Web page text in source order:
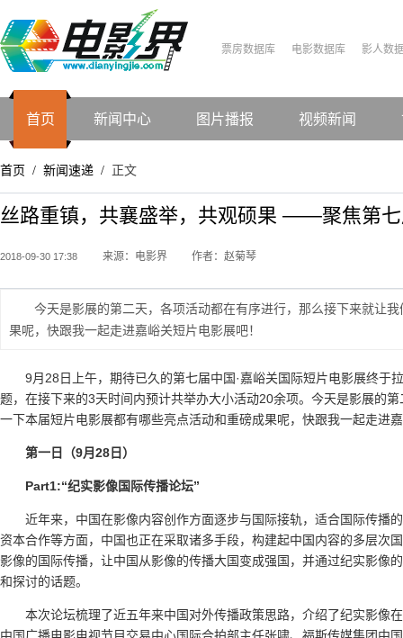
票房数据库 电影数据库 影人数
首页 新闻中心 图片播报 视频新闻
首页 / 新闻速递 / 正文
丝路重镇，共襄盛举，共观硕果 ——聚焦第七
2018-09-30 17:38 来源：电影界 作者：赵菊琴
今天是影展的第二天，各项活动都在有序进行，那么接下来就让
果呢，快跟我一起走进嘉峪关短片电影展吧！
9月28日上午，期待已久的第七届中国·嘉峪关国际短片电影展终于
题，在接下来的3天时间内预计共举办大小活动20余项。今天是影展的
一下本届短片电影展都有哪些亮点活动和重磅成果呢，快跟我一起走进
第一日（9月28日）
Part1:“纪实影像国际传播论坛”
近年来，中国在影像内容创作方面逐步与国际接轨，适合国际传播
资本合作等方面，中国也正在采取诸多手段，构建起中国内容的多层次
影像的国际传播，让中国从影像的传播大国变成强国，并通过纪实影像
和探讨的话题。
本次论坛梳理了近五年来中国对外传播政策思路，介绍了纪实影像